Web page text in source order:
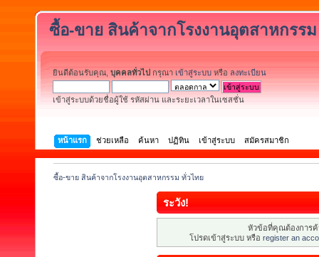
ซื้อ-ขาย สินค้าจากโรงงานอุตสาหกรร
ยินดีต้อนรับคุณ, บุคคลทั่วไป กรุณา เข้าสู่ระบบ หรือ ลงทะเบียน
เข้าสู่ระบบด้วยชื่อผู้ใช้ รหัสผ่าน และระยะเวลาในเซสชั่น
หน้าแรก ช่วยเหลือ ค้นหา ปฏิทิน เข้าสู่ระบบ สมัครสมาชิก
ซื้อ-ขาย สินค้าจากโรงงานอุตสาหกรรม ทั่วไทย
ระวัง!
หัวข้อที่คุณต้องการ
โปรดเข้าสู่ระบบ หรือ register an